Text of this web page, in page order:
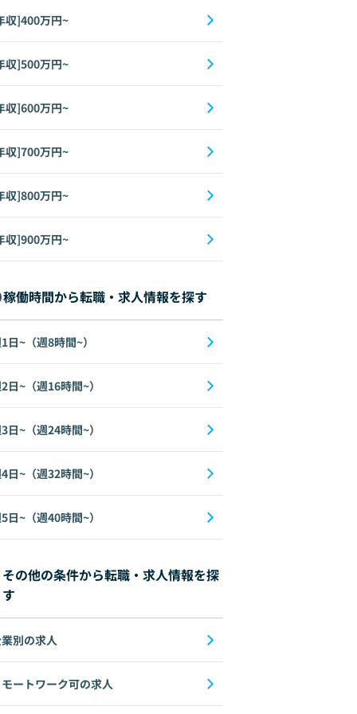
収]400万円~
収]500万円~
収]600万円~
収]700万円~
収]800万円~
収]900万円~
稼働時間から転職・求人情報を探す
日~（週8時間~）
日~（週16時間~）
日~（週24時間~）
日~（週32時間~）
日~（週40時間~）
その他の条件から転職・求人情報を探
す
別の求人
モートワーク可の求人